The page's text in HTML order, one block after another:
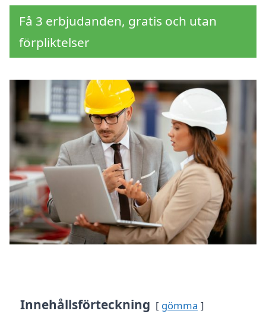
Få 3 erbjudanden, gratis och utan
förpliktelser
Innehållsförteckning gömma